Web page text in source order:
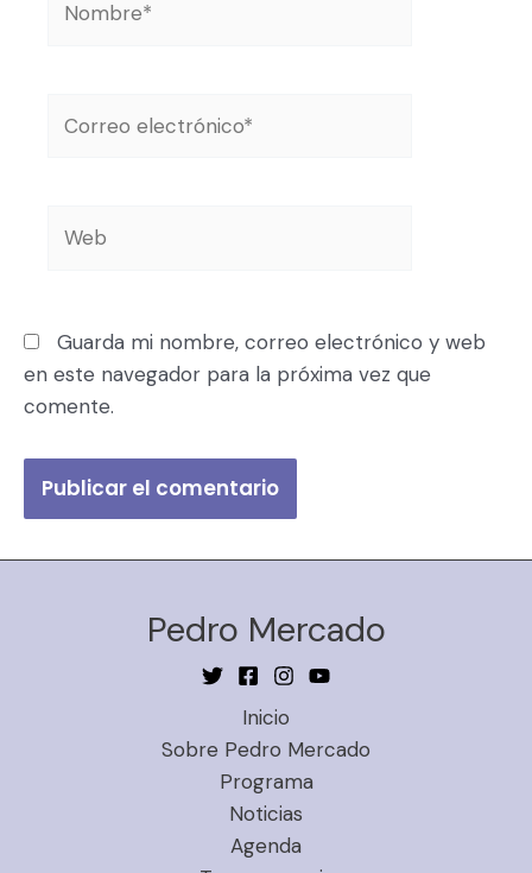
Guarda mi nombre, correo electrónico y web
en este navegador para la próxima vez que
comente.
Pedro Mercado
Inicio
Sobre Pedro Mercado
Programa
Noticias
Agenda